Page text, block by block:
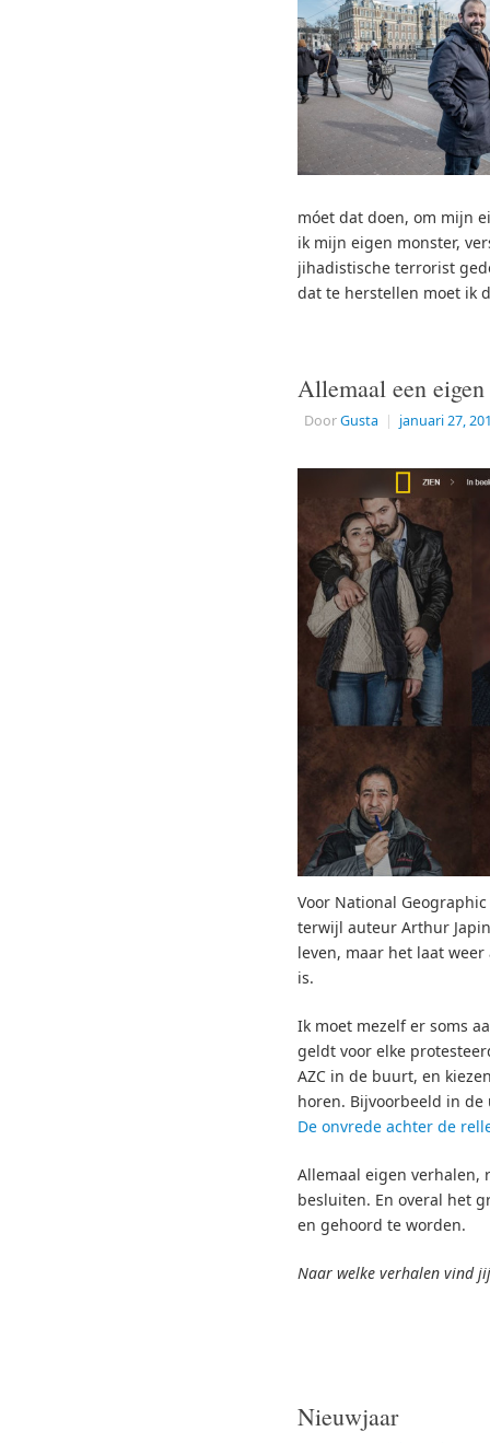
móet dat doen, om mijn
ik mijn eigen monster,
jihadistische terrorist
dat te herstellen moet ik
Allemaal een
DoorGusta | januari 27,
Voor National
terwijl auteur Arthur
leven, maar het laat
is.
Ik moet mezelf er soms
geldt voor elke
AZC in de buurt, en
horen. Bijvoorbeeld in
De onvrede achter de
Allemaal eigen verhalen,
besluiten. En overal het
en gehoord te worden.
Naar welke verhalen vind
Nieuwjaar